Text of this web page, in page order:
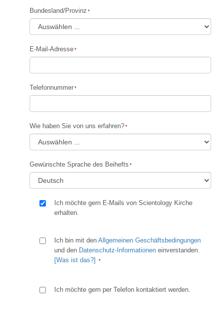
Bundesland/Provinz
E-Mail-Adresse
Telefonnummer
Wie haben Sie von uns erfahren?
Gewünschte Sprache des Beihefts
Ich möchte gern E-Mails von Scientology Kirche
erhalten.
Ich bin mit den Allgemeinen Geschäftsbedingungen
und den Datenschutz-Informationen einverstanden.
[Was ist das?]
Ich möchte gern per Telefon kontaktiert werden.